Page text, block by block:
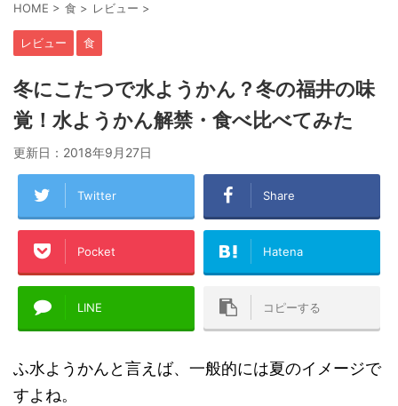
HOME > 食 > レビュー >
レビュー 食
冬にこたつで水ようかん？冬の福井の味
覚！水ようかん解禁・食べ比べてみた
更新日： 2018年9月27日
Twitter Share
Pocket Hatena
LINE コピーする
ふ水ようかんと言えば、一般的には夏のイメージで
すよね。